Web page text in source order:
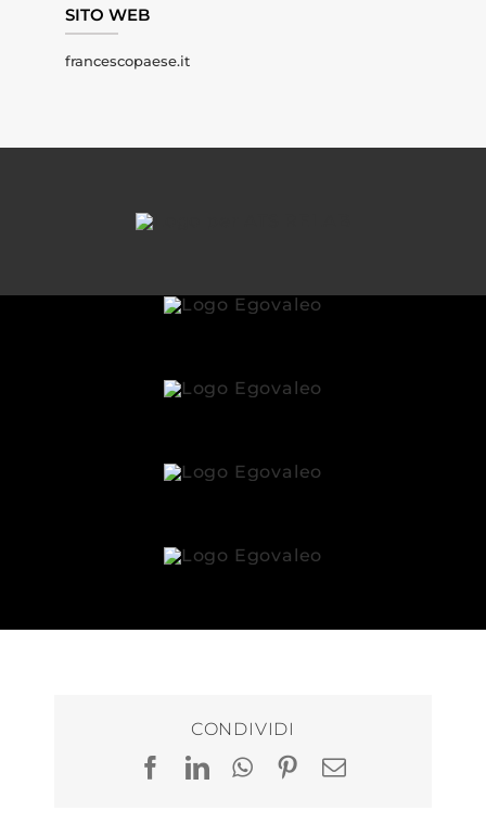
SITO WEB
francescopaese.it
CONDIVIDI
FacebookLinkedIn
WhatsApp
Pinterest
Email